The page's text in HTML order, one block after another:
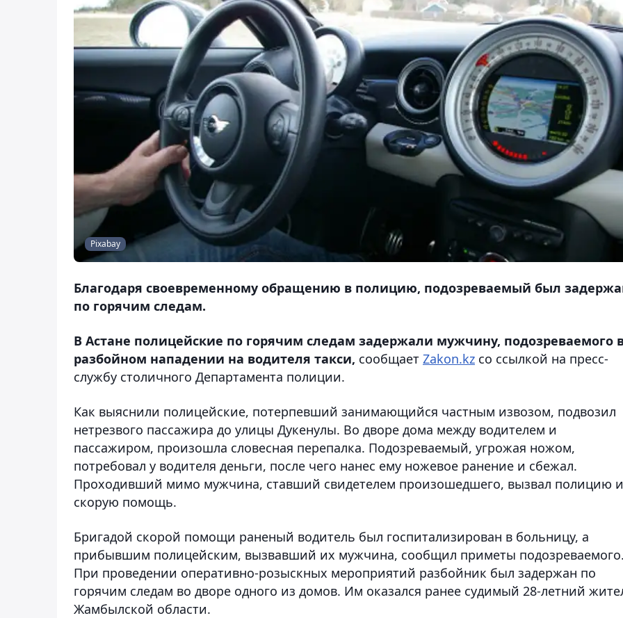
Pixabay
Благодаря своевременному обращению в полицию, подозреваемый был
по горячим следам.
В Астане полицейские по горячим следам задержали мужчину, подозреваемого
разбойном нападении на водителя такси, сообщает Zakon.kz со ссылкой на пресс-
службу столичного Департамента полиции.
Как выяснили полицейские, потерпевший занимающийся частным извозом, подвозил
нетрезвого пассажира до улицы Дукенулы. Во дворе дома между водителем и
пассажиром, произошла словесная перепалка. Подозреваемый, угрожая ножом,
потребовал у водителя деньги, после чего нанес ему ножевое ранение и сбежал.
Проходивший мимо мужчина, ставший свидетелем произошедшего, вызвал полицию и
скорую помощь.
Бригадой скорой помощи раненый водитель был госпитализирован в больницу, а
прибывшим полицейским, вызвавший их мужчина, сообщил приметы
При проведении оперативно-розыскных мероприятий разбойник был задержан по
горячим следам во дворе одного из домов. Им оказался ранее судимый 28-летний
Жамбылской области.